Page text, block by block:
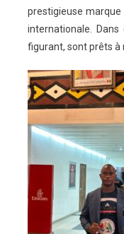
prestigieuse marque
internationale.
figurant, sont prêts à